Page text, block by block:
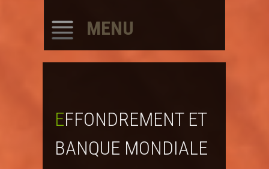
MENU
EFFONDREMENT ET
BANQUE MONDIALE